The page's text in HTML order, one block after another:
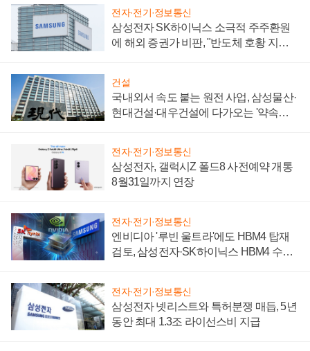
전자·전기·정보통신
삼성전자 SK하이닉스 소극적 주주환원
에 해외 증권가 비판, "반도체 호황 지속
건설
국내외서 속도 붙는 원전 사업, 삼성물산·
현대건설·대우건설에 다가오는 '약속의
전자·전기·정보통신
삼성전자, 갤럭시Z 폴드8 사전예약 개통
8월31일까지 연장
전자·전기·정보통신
엔비디아 '루빈 울트라'에도 HBM4 탑재
검토, 삼성전자·SK하이닉스 HBM4 수율
전자·전기·정보통신
삼성전자 넷리스트와 특허분쟁 매듭, 5년
동안 최대 1.3조 라이선스비 지급